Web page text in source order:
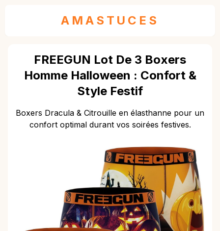
AMASTUCES
FREEGUN Lot De 3 Boxers
Homme Halloween : Confort &
Style Festif
Boxers Dracula & Citrouille en élasthanne pour un
confort optimal durant vos soirées festives.